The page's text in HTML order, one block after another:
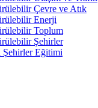
Çevre ve Atık
Enerji
Toplum
Şehirler
Eğitimi